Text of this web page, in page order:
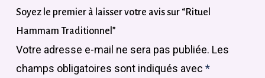
Soyez le premier à laisser votre avis sur “Rituel
Hammam Traditionnel”
Votre adresse e-mail ne sera pas publiée. Les
champs obligatoires sont indiqués avec *